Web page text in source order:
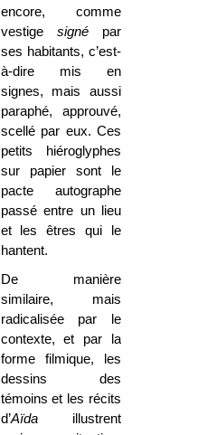
encore, comme
vestige signépar
ses habitants, c’est-
à-dire mis en
signes, mais aussi
paraphé, approuvé,
scellé par eux. Ces
petits hiéroglyphes
sur papier sont le
pacte autographe
passé entre un lieu
et les êtres qui le
hantent.
De manière
similaire, mais
radicalisée par le
contexte, et par la
forme filmique, les
dessins des
témoins et les récits
d’Aïdaillustrent